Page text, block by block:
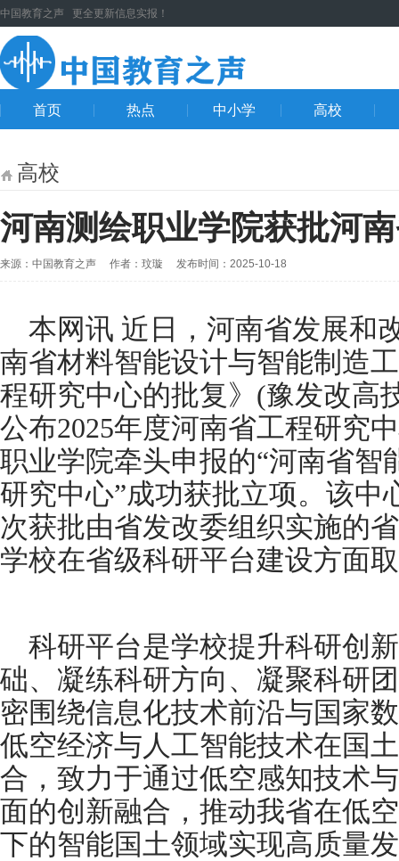
中国教育之声 更全更新信息实报！
首页 热点 中小学 高校
高校
河南测绘职业学院获批河
来源：中国教育之声 作者：玟璇 发布时间：2025-10-18
本网讯 近日，河南省发展和
南省材料智能设计与智能制造
程研究中心的批复》(豫发改高
公布2025年度河南省工程研究
职业学院牵头申报的“河南省智
研究中心”成功获批立项。该中
次获批由省发改委组织实施的
学校在省级科研平台建设方面
科研平台是学校提升科研创
础、凝练科研方向、凝聚科研
密围绕信息化技术前沿与国家
低空经济与人工智能技术在国
合，致力于通过低空感知技术
面的创新融合，推动我省在低
下的智能国土领域实现高质量